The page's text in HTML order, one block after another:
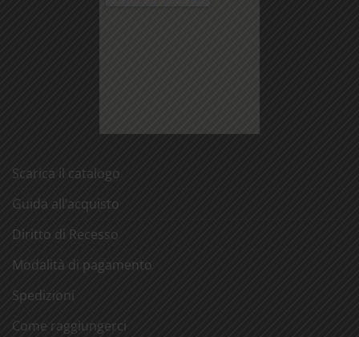
Scarica il catalogo
Guida all’acquisto
Diritto di Recesso
Modalità di pagamento
Spedizioni
Come raggiungerci